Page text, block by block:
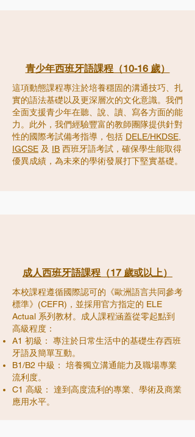
青少年西班牙語課程（10-16 歲）
這項動態課程專注於培養穩固的溝通技巧、扎
實的語法基礎以及更深層次的文化意識。我們
全面支援青少年在聽、說、讀、寫各方面的能
力。此外，我們經驗豐富的教師團隊提供針對
性的國際考試備考指導，包括 DELE/HKDSE
IGCSE 及 IB 西班牙語考試，確保學生能取得
優異成績，為未來的學術發展打下堅實基礎。
成人西班牙語課程（17 歲或以上）
本校課程遵循國際認可的《歐洲語言共同參考
標準》(CEFR)，並採用官方指定的 ELE
Actual 系列教材。成人課程涵蓋從零起點到
高級程度：
A1 初級： 專注於日常生活中的基礎生存西班
牙語及簡單互動。
B1/B2 中級： 培養獨立溝通能力及職場專業
流利度。
C1 高級： 達到高度流利的專業、學術及商業
應用水平。